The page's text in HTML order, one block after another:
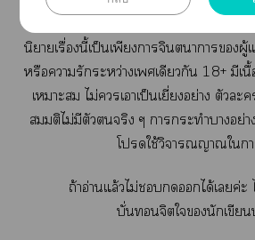
นิยายเรื่องนี้เป็นเพียงาจินตนาการ
หรือารักระหว่างเเดียวกัน 18+ มีเ
เาะ ไม่เาเป็นเยี่ยงอย่าง ตัวะ
สมมติไม่มีตัวจริง ๆ าะทำาอย่า
โใช้วิจารณญาณใ
ถ้าอ่านแล้วไม่ได้เค่ะ
บั่นจิตในักเขีย